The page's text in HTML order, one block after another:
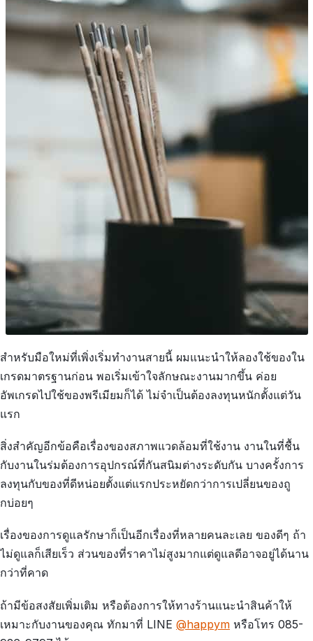
สำหรับมือใหม่ที่เพิ่งเริ่มทำงานสายนี้ ผมแนะนำให้ลองใช้ของใน
เกรดมาตรฐานก่อน พอเริ่มเข้าใจลักษณะงานมากขึ้น ค่อย
อัพเกรดไปใช้ของพรีเมียมก็ได้ ไม่จำเป็นต้องลงทุนหนักตั้งแต่วัน
แรก
สิ่งสำคัญอีกข้อคือเรื่องของสภาพแวดล้อมที่ใช้งาน งานในที่ชื้น
กับงานในร่มต้องการอุปกรณ์ที่กันสนิมต่างระดับกัน บางครั้งการ
ลงทุนกับของที่ดีหน่อยตั้งแต่แรกประหยัดกว่าการเปลี่ยนของถู
กบ่อยๆ
เรื่องของการดูแลรักษาก็เป็นอีกเรื่องที่หลายคนละเลย ของดีๆ ถ้า
ไม่ดูแลก็เสียเร็ว ส่วนของที่ราคาไม่สูงมากแต่ดูแลดีอาจอยู่ได้นาน
กว่าที่คาด
ถ้ามีข้อสงสัยเพิ่มเติม หรือต้องการให้ทางร้านแนะนำสินค้าให้
เหมาะกับงานของคุณ ทักมาที่ LINE @happym หรือโทร 085-